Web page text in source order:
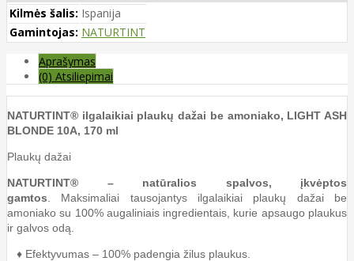
Kilmės šalis: Ispanija
Gamintojas: NATURTINT
Aprašymas
(0) Atsiliepimai
NATURTINT® ilgalaikiai plaukų dažai be amoniako, LIGHT ASH
BLONDE 10A, 170 ml
Plaukų dažai
NATURTINT® – natūralios spalvos, įkvėptos
gamtos . Maksimaliai tausojantys ilgalaikiai plaukų dažai be
amoniako su 100% augaliniais ingredientais, kurie apsaugo plaukus
ir galvos odą.
♦ Efektyvumas – 100% padengia žilus plaukus.